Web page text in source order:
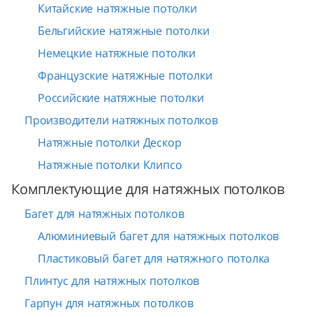
Китайские натяжные потолки
Бельгийские натяжные потолки
Немецкие натяжные потолки
Французские натяжные потолки
Российские натяжные потолки
Производители натяжных потолков
Натяжные потолки Дескор
Натяжные потолки Клипсо
Комплектующие для натяжных потолков
Багет для натяжных потолков
Алюминиевый багет для натяжных потолков
Пластиковый багет для натяжного потолка
Плинтус для натяжных потолков
Гарпун для натяжных потолков